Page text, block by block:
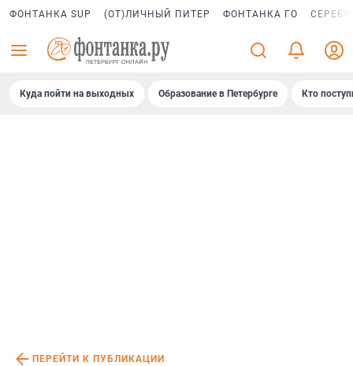
ФОНТАНКА SUP (ОТ)ЛИЧНЫЙ ПИТЕР ФОНТАНКА ГО
Куда пойти на выходных Образование в Петербурге Кто
ПЕРЕЙТИ К ПУБЛИКАЦИИ